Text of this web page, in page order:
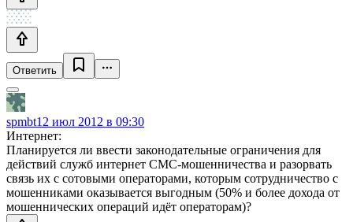
Ответить
spmbt12 июл 2012 в 09:30
Интернет:
Планируется ли ввести законодательные ограничения для
действий служб интернет СМС-мошенничества и разорвать
связь их с сотовыми операторами, которым сотрудничество с
мошенниками оказывается выгодным (50% и более дохода от
мошеннических операций идёт операторам)?